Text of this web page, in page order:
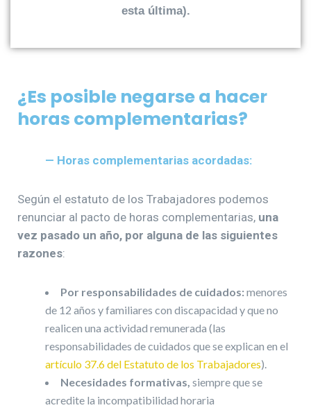
esta última).
¿Es posible negarse a hacer
horas complementarias?
— Horas complementarias acordadas:
Según el estatuto de los Trabajadores podemos
renunciar al pacto de horas complementarias, una
vez pasado un año, por alguna de las siguientes
razones:
Por responsabilidades de cuidados: menores
de 12 años y familiares con discapacidad y que no
realicen una actividad remunerada (las
responsabilidades de cuidados que se explican en el
artículo 37.6 del Estatuto de los Trabajadores).
Necesidades formativas, siempre que se
acredite la incompatibilidad horaria